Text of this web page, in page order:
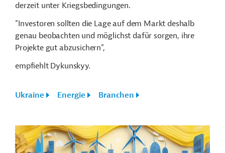
derzeit unter Kriegsbedingungen.
"Investoren sollten die Lage auf dem Markt deshalb
genau beobachten und möglichst dafür sorgen, ihre
Projekte gut abzusichern",
empfiehlt Dykunskyy.
Ukraine Energie Branchen